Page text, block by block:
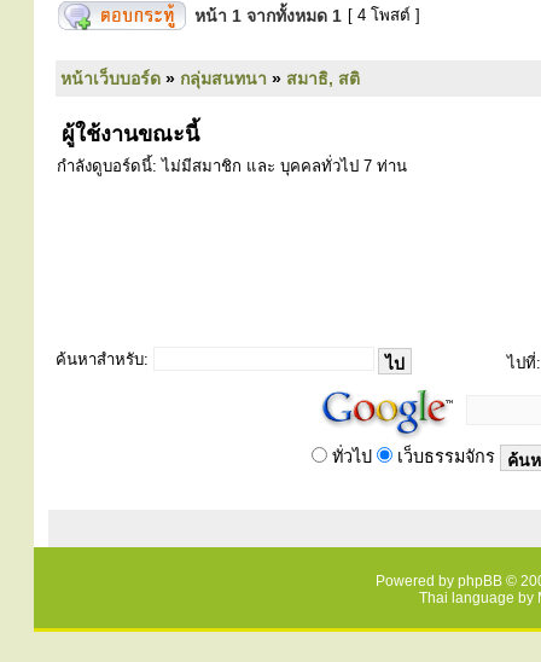
หน้า 1 จากทั้งหมด 1 [ 4 โพสต์ ]
หน้าเว็บบอร์ด » กลุ่มสนทนา » สมาธิ, สติ
ผู้ใช้งานขณะนี้
กำลังดูบอร์ดนี้: ไม่มีสมาชิก และ บุคคลทั่วไป 7 ท่าน
ค้นหาสำหรับ: ไปที่:
ทั่วไป เว็บธรรมจักร
Powered by phpBB ©
Thai language by